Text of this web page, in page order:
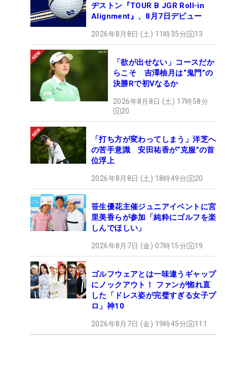
ヂストン『TOUR B JGR Roll-in
Alignment』、8月7日デビュー
2026年8月8日 (土) 11時35分 13
「欲が出せない」コースだか
らこそ 吉澤柚月は“鬼門”の
決勝Rで初Vなるか
2026年8月8日 (土) 17時58分
20
「打ち方が変わってしまう」洋芝へ
の苦手意識 安田祐香が“克服”の首
位浮上
2026年8月8日 (土) 18時49分 20
笹生優花主催ジュニアイベントに宮
里美香らが参加「純粋にゴルフを楽
しんでほしい」
2026年8月7日 (金) 07時15分 19
ゴルフウェアとは一味違うギャップ
にノックアウト！ ファンが惚れ直
した「ドレス姿が完璧すぎる女子プ
ロ」神10
2026年8月7日 (金) 19時45分 111